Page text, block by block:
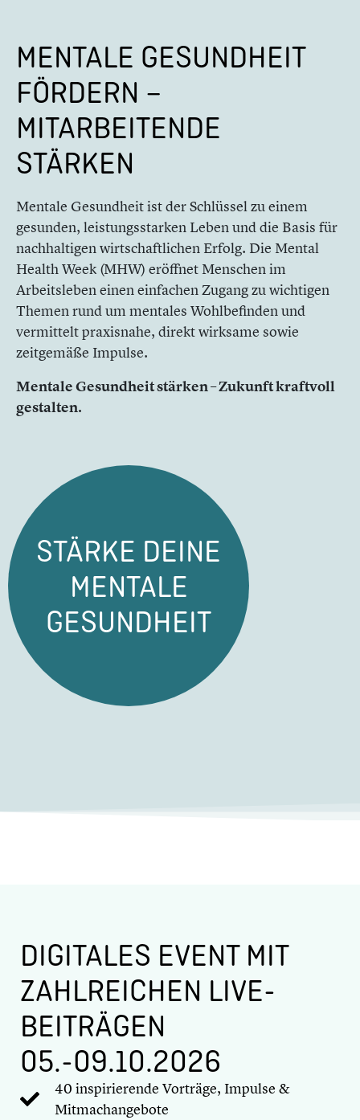
MENTALE GESUNDHEIT
FÖRDERN –
MITARBEITENDE
STÄRKEN
Mentale Gesundheit ist der Schlüssel zu einem
gesunden, leistungsstarken Leben und die Basis für
nachhaltigen wirtschaftlichen Erfolg. Die Mental
Health Week (MHW) eröffnet Menschen im
Arbeitsleben einen einfachen Zugang zu wichtigen
Themen rund um mentales Wohlbefinden und
vermittelt praxisnahe, direkt wirksame sowie
zeitgemäße Impulse.
Mentale Gesundheit stärken – Zukunft kraftvoll
gestalten.
STÄRKE DEINE
MENTALE
GESUNDHEIT
DIGITALES EVENT MIT
ZAHLREICHEN LIVE-
BEITRÄGEN
05.-09.10.2026
40 inspirierende Vorträge, Impulse &
Mitmachangebote